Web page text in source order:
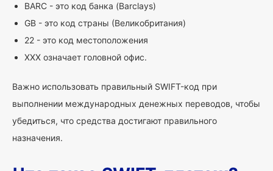
BARC - это код банка (Barclays)
GB - это код страны (Великобритания)
22 - это код местоположения
XXX означает головной офис.
Важно использовать правильный SWIFT-код при
выполнении международных денежных переводов, чтобы
убедиться, что средства достигают правильного
назначения.